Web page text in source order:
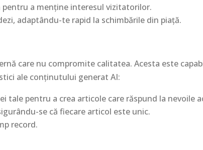
a menține interesul vizitatorilor.
adaptându-te rapid la schimbările din piață.
care nu compromite calitatea. Acesta este
ale conținutului generat AI:
tale pentru a crea articole care răspund la nevoile
se că fiecare articol este unic.
record.